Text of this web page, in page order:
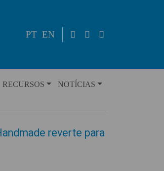
PT EN
RECURSOS NOTÍCIAS
reverte para